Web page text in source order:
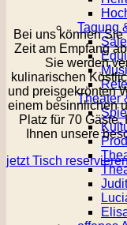
Tagung
Säle
Theater
Bei uns können
Zeit am Empfang
Sie werden
kulinarischen
und preisgekrönten
einem besinnlichen
Platz für 70
Ihnen unsere
jetzt Tisch